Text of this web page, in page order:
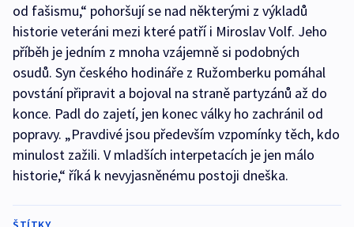
od fašismu,“ pohoršují se nad některými z výkladů
historie veteráni mezi které patří i Miroslav Volf. Jeho
příběh je jedním z mnoha vzájemně si podobných
osudů. Syn českého hodináře z Ružomberku pomáhal
povstání připravit a bojoval na straně partyzánů až do
konce. Padl do zajetí, jen konec války ho zachránil od
popravy. „Pravdivé jsou především vzpomínky těch, kdo
minulost zažili. V mladších interpetacích je jen málo
historie,“ říká k nevyjasněnému postoji dneška.